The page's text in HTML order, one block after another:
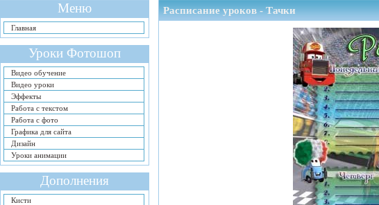
Меню
Главная
Уроки Фотошоп
Видео обучение
Видео уроки
Эффекты
Работа с текстом
Работа с фото
Графика для сайта
Дизайн
Уроки анимации
Дополнения
Кисти
Расписание уроков - Тачки